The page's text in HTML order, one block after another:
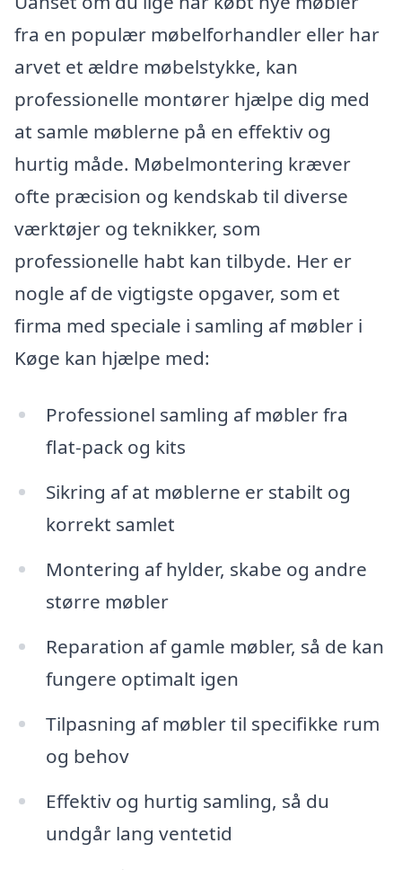
fra en populær møbelforhandler eller har
arvet et ældre møbelstykke, kan
professionelle montører hjælpe dig med
at samle møblerne på en effektiv og
hurtig måde. Møbelmontering kræver
ofte præcision og kendskab til diverse
værktøjer og teknikker, som
professionelle habt kan tilbyde. Her er
nogle af de vigtigste opgaver, som et
firma med speciale i samling af møbler i
Køge kan hjælpe med:
Professionel samling af møbler fra
flat-pack og kits
Sikring af at møblerne er stabilt og
korrekt samlet
Montering af hylder, skabe og andre
større møbler
Reparation af gamle møbler, så de kan
fungere optimalt igen
Tilpasning af møbler til specifikke rum
og behov
Effektiv og hurtig samling, så du
undgår lang ventetid